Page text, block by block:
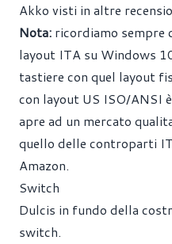
Akko visti in altre
Nota: ricordiamo sempre
layout ITA su Windows
tastiere con quel layout
con layout US ISO/ANSI
apre ad un mercato
quello delle controparti
Amazon.
Switch
Dulcis in fundo della
switch.